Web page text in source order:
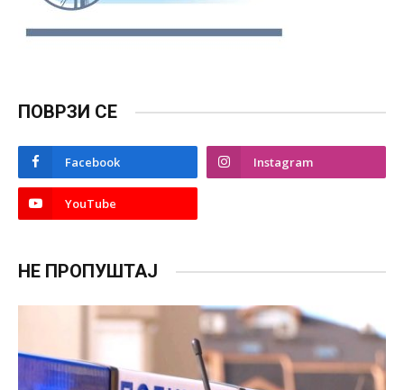
ПОВРЗИ СЕ
Facebook Instagram
YouTube
НЕ ПРОПУШТАЈ